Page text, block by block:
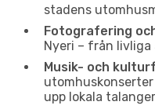
stadens
Fotografering
Nyeri – från
Musik- och
upp lokala